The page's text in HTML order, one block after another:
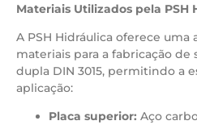
Materiais Utilizados pela PSH
A PSH Hidráulica oferece uma
materiais para a fabricação de
dupla DIN 3015, permitindo a
aplicação:
Placa superior: Aço